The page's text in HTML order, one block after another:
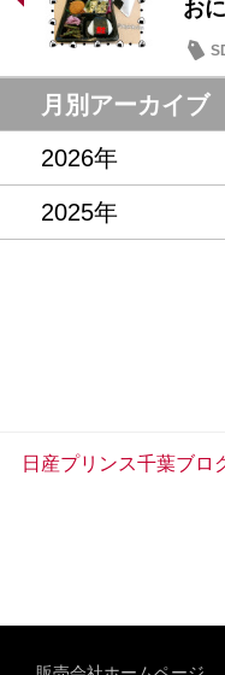
お
月別アーカイブ
2026年
2025年
日産プリンス千葉ブロ